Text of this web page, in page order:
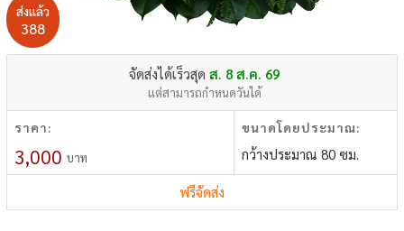
ส่งแล้ว
388
จัดส่งได้เร็วสุด ส. 8 ส.ค. 69
แต่สามารถกำหนดวันได้
ราคา:
3,000 บาท
ขนาดโดยประมาณ:
กว้างประมาณ 80 ซม.
ฟรีจัดส่ง